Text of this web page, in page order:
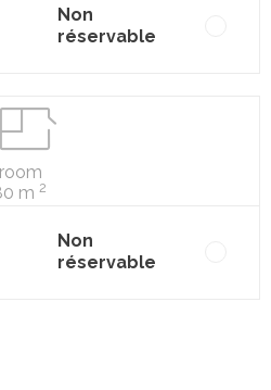
Non
réservable
m 2
Non
réservable